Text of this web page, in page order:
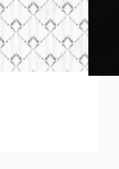
en paños de 1 m
de 4.5x3m). Los
calibración de cada
el material.